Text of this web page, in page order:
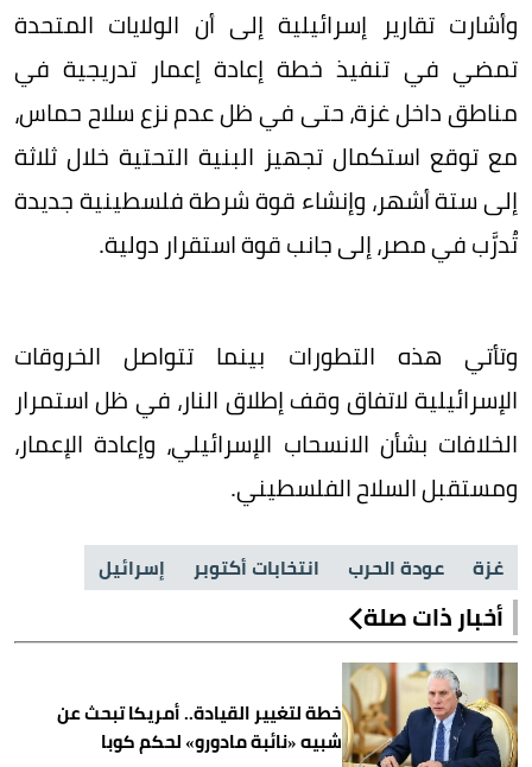
وأشارت تقارير إسرائيلية إلى أن الولايات المتحدة
تمضي في تنفيذ خطة إعادة إعمار تدريجية في
مناطق داخل غزة، حتى في ظل عدم نزع سلاح حماس،
مع توقع استكمال تجهيز البنية التحتية خلال ثلاثة
إلى ستة أشهر، وإنشاء قوة شرطة فلسطينية جديدة
تُدرَّب في مصر، إلى جانب قوة استقرار دولية.
وتأتي هذه التطورات بينما تتواصل الخروقات
الإسرائيلية لاتفاق وقف إطلاق النار، في ظل استمرار
الخلافات بشأن الانسحاب الإسرائيلي، وإعادة الإعمار،
ومستقبل السلاح الفلسطيني.
غزة عودة الحرب انتخابات أكتوبر إسرائيل
أخبار ذات صلة
خطة لتغيير القيادة.. أمريكا تبحث عن
شبيه «نائبة مادورو» لحكم كوبا